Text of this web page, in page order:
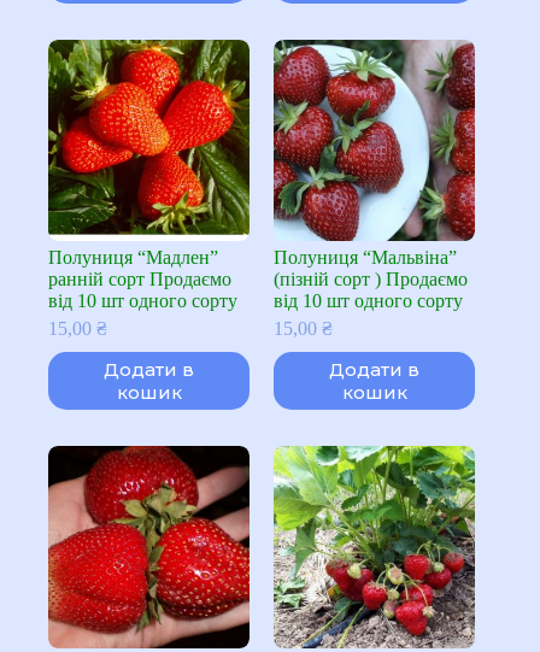
Полуниця “Мадлен”
ранній сорт Продаємо
від 10 шт одного сорту
15,00 ₴
Додати в
кошик
Полуниця “Мальвіна”
(пізній сорт ) Продаємо
від 10 шт одного сорту
15,00₴
Додати в
кошик